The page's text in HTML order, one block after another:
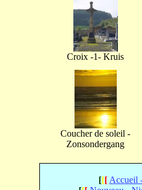
Croix -1- Kruis
Coucher de soleil -
Zonsondergang
[[[ Accueil